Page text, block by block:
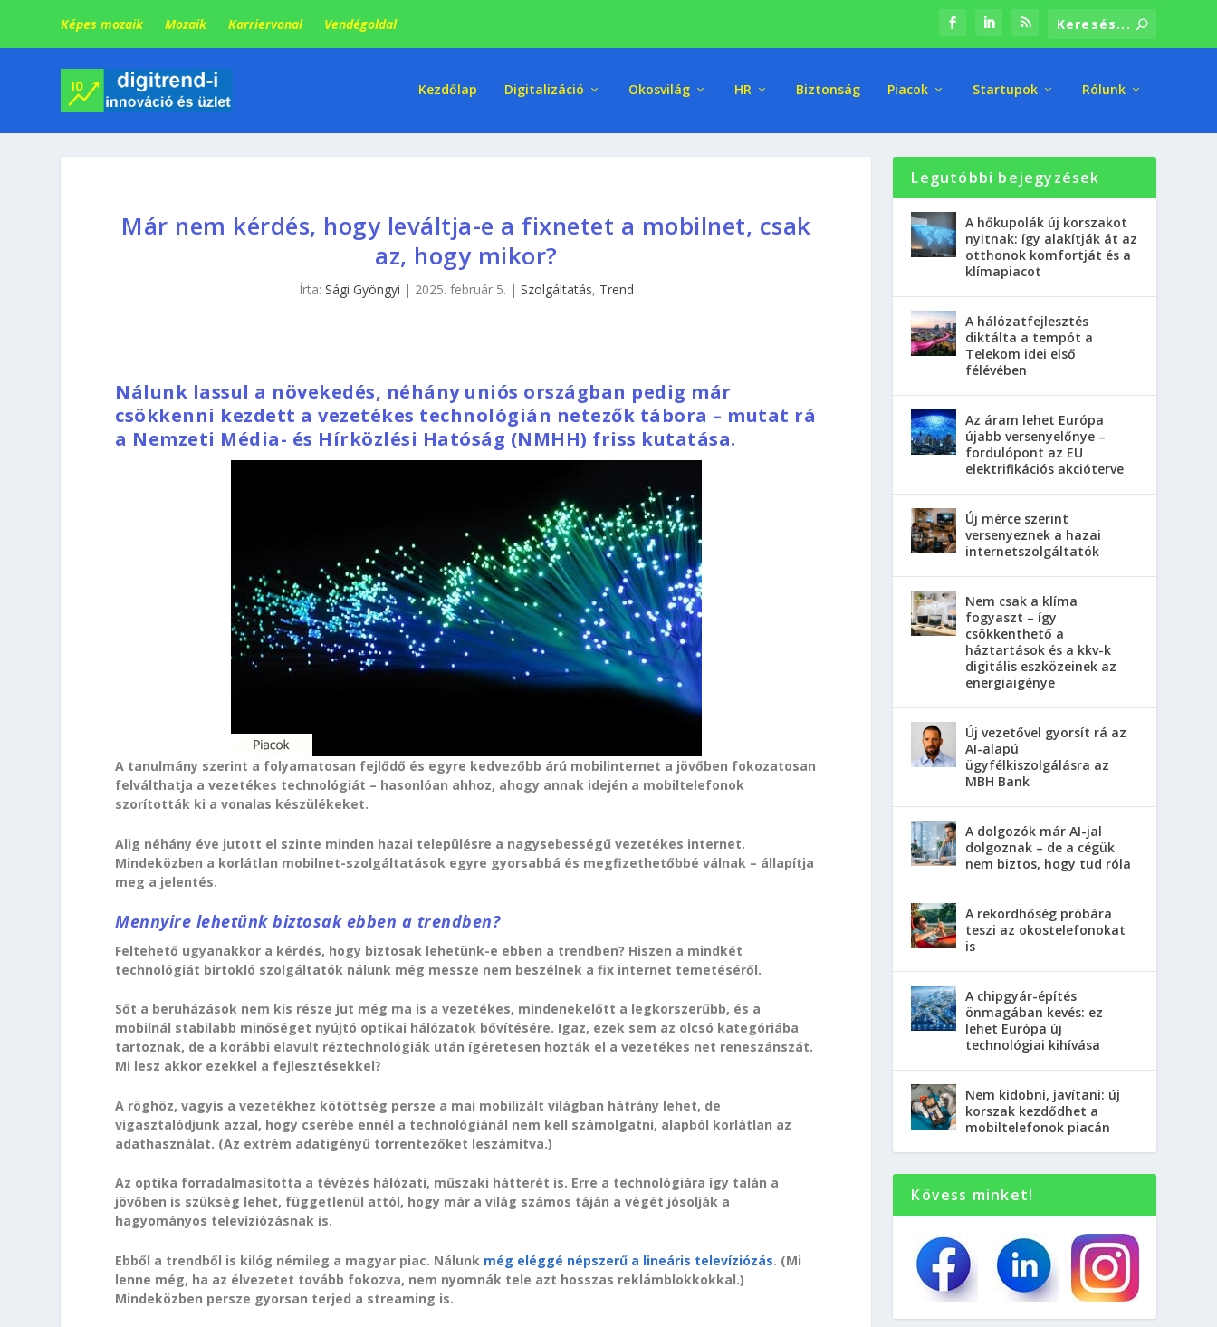
Képes mozaik Mozaik Karriervonal Vendégoldal
Kezdőlap Digitalizáció Okosvilág HR Biztonság Piacok Startupok Rólunk
Már nem kérdés, hogy leváltja-e a fixnetet a mobilnet, csak
az, hogy mikor?
Írta: Sági Gyöngyi | 2025. február 5. | Szolgáltatás, Trend
Nálunk lassul a növekedés, néhány uniós országban pedig már
csökkenni kezdett a vezetékes technológián netezők tábora – mutat rá
a Nemzeti Média- és Hírközlési Hatóság (NMHH) friss kutatása.
A tanulmány szerint a folyamatosan fejlődő és egyre kedvezőbb árú mobilinternet a jövőben fokozatosan
felválthatja a vezetékes technológiát – hasonlóan ahhoz, ahogy annak idején a mobiltelefonok
szorították ki a vonalas készülékeket.
Alig néhány éve jutott el szinte minden hazai településre a nagysebességű vezetékes internet.
Mindeközben a korlátlan mobilnet-szolgáltatások egyre gyorsabbá és megfizethetőbbé válnak – állapítja
meg a jelentés.
Mennyire lehetünk biztosak ebben a trendben?
Feltehető ugyanakkor a kérdés, hogy biztosak lehetünk-e ebben a trendben? Hiszen a mindkét
technológiát birtokló szolgáltatók nálunk még messze nem beszélnek a fix internet temetéséről.
Sőt a beruházások nem kis része jut még ma is a vezetékes, mindenekelőtt a legkorszerűbb, és a
mobilnál stabilabb minőséget nyújtó optikai hálózatok bővítésére. Igaz, ezek sem az olcsó kategóriába
tartoznak, de a korábbi elavult réztechnológiák után ígéretesen hozták el a vezetékes net reneszánszát.
Mi lesz akkor ezekkel a fejlesztésekkel?
A röghöz, vagyis a vezetékhez kötöttség persze a mai mobilizált világban hátrány lehet, de
vigasztalódjunk azzal, hogy cserébe ennél a technológiánál nem kell számolgatni, alapból korlátlan az
adathasználat. (Az extrém adatigényű torrentezőket leszámítva.)
Az optika forradalmasította a tévézés hálózati, műszaki hátterét is. Erre a technológiára így talán a
jövőben is szükség lehet, függetlenül attól, hogy már a világ számos táján a végét jósolják a
hagyományos televíziózásnak is.
Ebből a trendből is kilóg némileg a magyar piac. Nálunk még eléggé népszerű a lineáris televíziózás. (Mi
lenne még, ha az élvezetet tovább fokozva, nem nyomnák tele azt hosszas reklámblokkokkal.)
Mindeközben persze gyorsan terjed a streaming is.
Legutóbbi bejegyzések
A hőkupolák új korszakot
nyitnak: így alakítják át az
otthonok komfortját és a
klímapiacot
A hálózatfejlesztés
diktálta a tempót a
Telekom idei első
félévében
Az áram lehet Európa
újabb versenyelőnye –
fordulópont az EU
elektrifikációs akcióterve
Új mérce szerint
versenyeznek a hazai
internetszolgáltatók
Nem csak a klíma
fogyaszt – így
csökkenthető a
háztartások és a kkv-k
digitális eszközeinek az
energiaigénye
Új vezetővel gyorsít rá az
AI-alapú
ügyfélkiszolgálásra az
MBH Bank
A dolgozók már AI-jal
dolgoznak – de a cégük
nem biztos, hogy tud róla
A rekordhőség próbára
teszi az okostelefonokat
is
A chipgyár-építés
önmagában kevés: ez
lehet Európa új
technológiai kihívása
Nem kidobni, javítani: új
korszak kezdődhet a
mobiltelefonok piacán
Kövess minket!